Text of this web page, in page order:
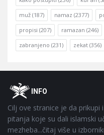
muž (187) namaz (2377)
propisi (207) ramazan (246)
zabranjeno (231) zekat (356)
FooterOINFO
Cilj ove stranice je da
pitanja koje su dali islamski
mezheba...čitaj više u